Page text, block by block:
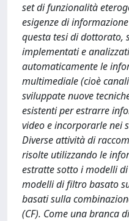
set di funzionalità
esigenze di
questa tesi di dottorato,
implementati e
automaticamente le
multimediale (cioè
sviluppate nuove
esistenti per estrarre
video e incorporarle nei
Diverse attività di
risolte utilizzando le
estratte sotto i modelli
modelli di filtro basato
basati sulla
(CF). Come una branca